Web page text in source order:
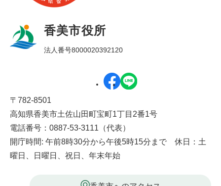
香美市役所
法人番号8000020392120
〒782-8501
高知県香美市土佐山田町宝町1丁目2番1号
電話番号：0887-53-3111（代表）
開庁時間: 午前8時30分から午後5時15分まで 休日：土
曜日、日曜日、祝日、年末年始